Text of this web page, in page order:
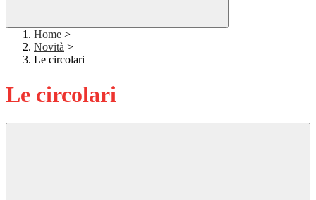
Home >
Novità >
Le circolari
Le circolari